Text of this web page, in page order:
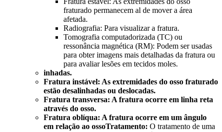
fraturado permanecem al de mover a área
afetada.
Radiografia: Para visualizar a fratura.
Tomografia computadorizada (TC) ou
ressonância magnética (RM): Podem ser usadas
para obter imagens mais detalhadas da fratura ou
para avaliar lesões em tecidos moles.
inhadas.
Fratura instável: As extremidades do osso fraturado
estão desalinhadas ou deslocadas.
Fratura transversa: A fratura ocorre em linha reta
através do osso.
Fratura oblíqua: A fratura ocorre em um ângulo
em relação ao ossoTratamento: O tratamento de uma